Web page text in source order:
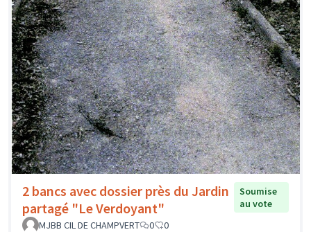
2 bancs avec dossier près du Jardin
partagé "Le Verdoyant"
Soumise
au vote
MJBB CIL DE CHAMPVERT
0 0